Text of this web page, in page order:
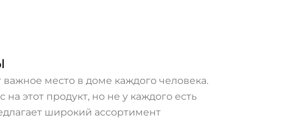
место в доме каждого человека.
этот продукт, но не у каждого есть
широкий ассортимент